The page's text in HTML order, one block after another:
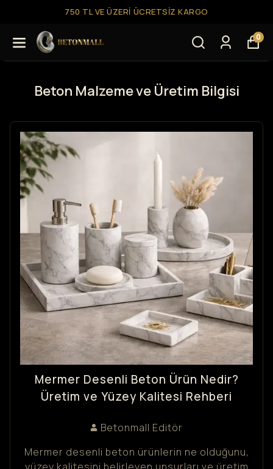
750 TL VE ÜZERI ÜCRETSIZ KARGO
0
Beton Malzeme ve Üretim Bilgisi
Mermer Desenli Beton Ürün Nedir?
Üretim ve Yüzey Kalitesi Rehberi
Betonmall Editör
Mermer desenli beton ürünlerin ne olduğunu,